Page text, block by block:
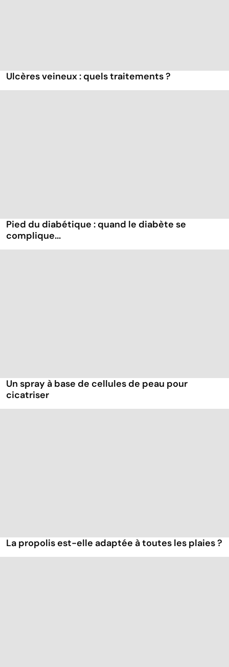
Ulcères veineux : quels traitements ?
Pied du diabétique : quand le diabète se
complique...
Un spray à base de cellules de peau pour
cicatriser
La propolis est-elle adaptée à toutes les plaies ?